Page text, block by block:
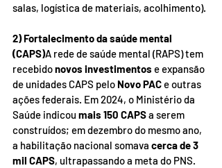
salas, logística de materiais, acolhimento).
2) Fortalecimento da saúde mental
(CAPS)A rede de saúde mental (RAPS) tem
recebido novos investimentos e expansão
de unidades CAPS pelo Novo PAC e outras
ações federais. Em 2024, o Ministério da
Saúde indicou mais 150 CAPS a serem
construídos; em dezembro do mesmo ano,
a habilitação nacional somava cerca de 3
mil CAPS, ultrapassando a meta do PNS.